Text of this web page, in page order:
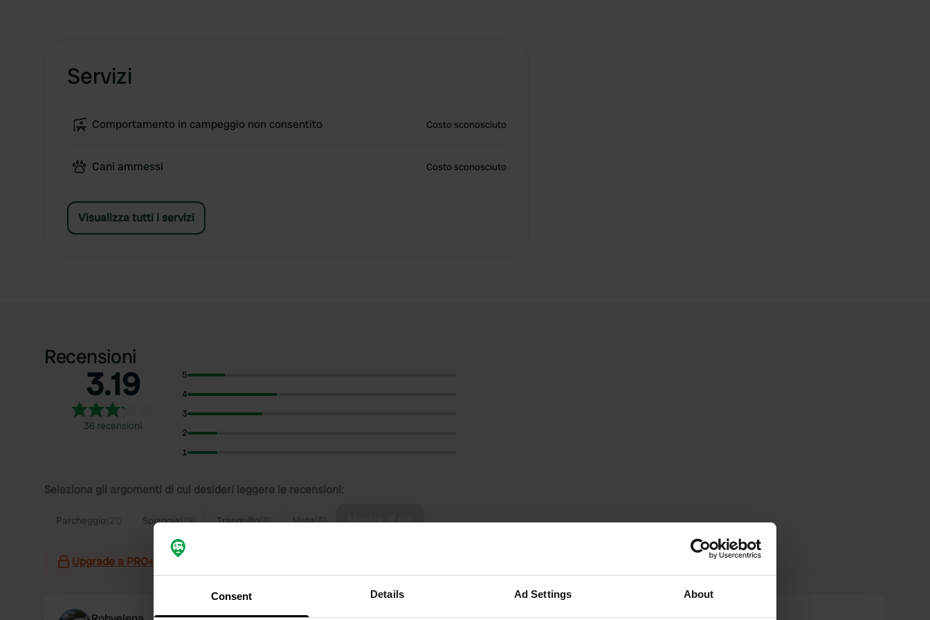
Consent Details Ad Settings About
Servizi
Comportamento in campeggio non consentito Costo sconosciuto
Cani ammessi Costo sconosciuto
Visualizza tutti i servizi
Recensioni
3.19
36 recensioni
5
4
3
2
1
Seleziona gli argomenti di cui desideri leggere le recensioni:
Parcheggio Spiaggia(19) Tranquillo(8) Vista(6) Mostra di più
Upgrade a PRO+ per l'utilizzo dei filtri nelle recensioni